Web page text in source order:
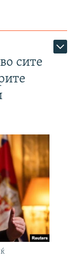
сите